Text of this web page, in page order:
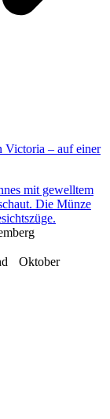
Victoria – auf einer
Oktober